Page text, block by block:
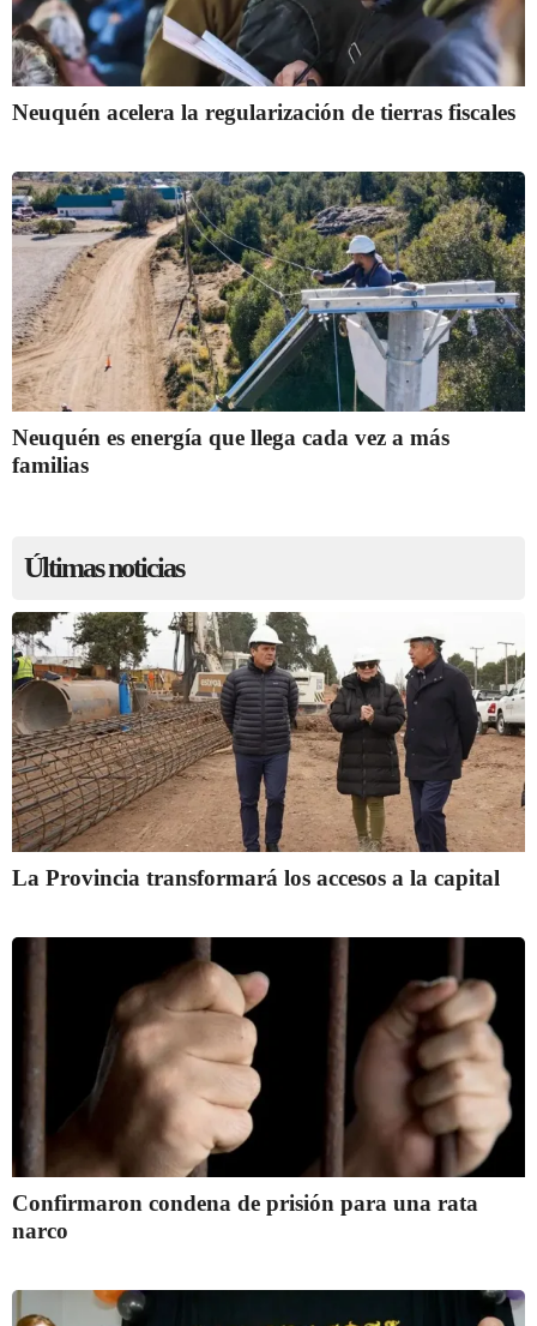
Neuquén acelera la regularización de tierras fiscales
Neuquén es energía que llega cada vez a más
familias
Últimas noticias
La Provincia transformará los accesos a la capital
Confirmaron condena de prisión para una rata
narco